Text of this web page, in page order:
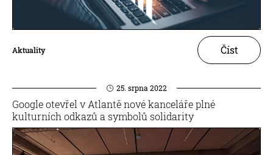
Aktuality Číst
25. srpna 2022
Google otevřel v Atlantě nové kanceláře plné
kulturních odkazů a symbolů solidarity